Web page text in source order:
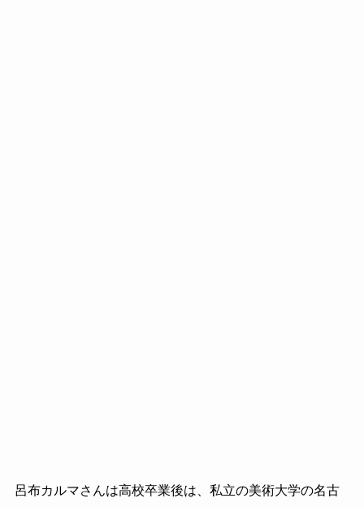
呂布カルマさんは高校卒業後は、私立の美術大学の名古